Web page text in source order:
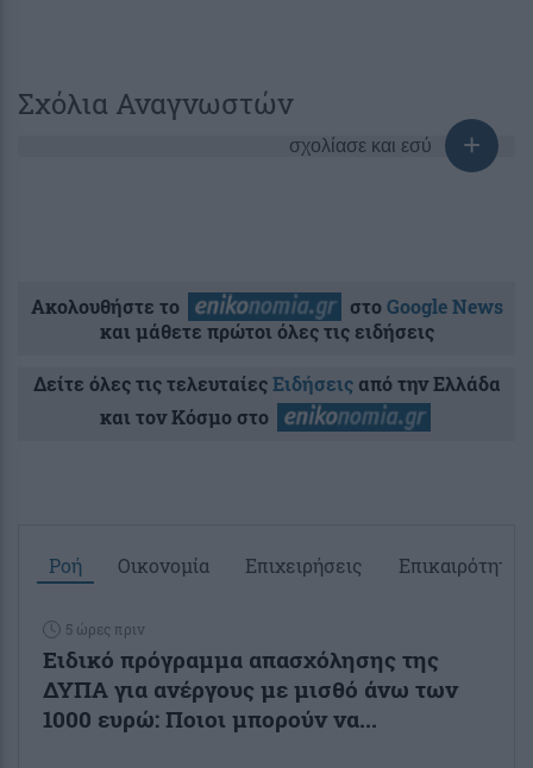
Σχόλια Αναγνωστών
σχολίασε και εσύ
Ακολουθήστε το στοGoogle News
και μάθετε πρώτοι όλες τις ειδήσεις
Δείτε όλες τις τελευταίεςΕιδήσειςαπό την Ελλάδα
και τον Κόσμο στο
Ροή Οικονομία Επιχειρήσεις Επικαιρότητα
5 ώρες πριν
Ειδικό πρόγραμμα απασχόλησης της
ΔΥΠΑ για ανέργους με μισθό άνω των
1000 ευρώ: Ποιοι μπορούν να...